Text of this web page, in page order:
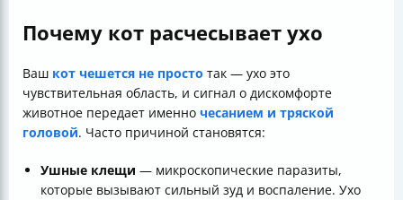
Почему кот расчесывает ухо
Ваш кот чешется не просто так — ухо это
чувствительная область, и сигнал о дискомфорте
животное передает именно чесанием и тряской
головой. Часто причиной становятся:
Ушные клещи — микроскопические паразиты,
которые вызывают сильный зуд и воспаление. Ухо